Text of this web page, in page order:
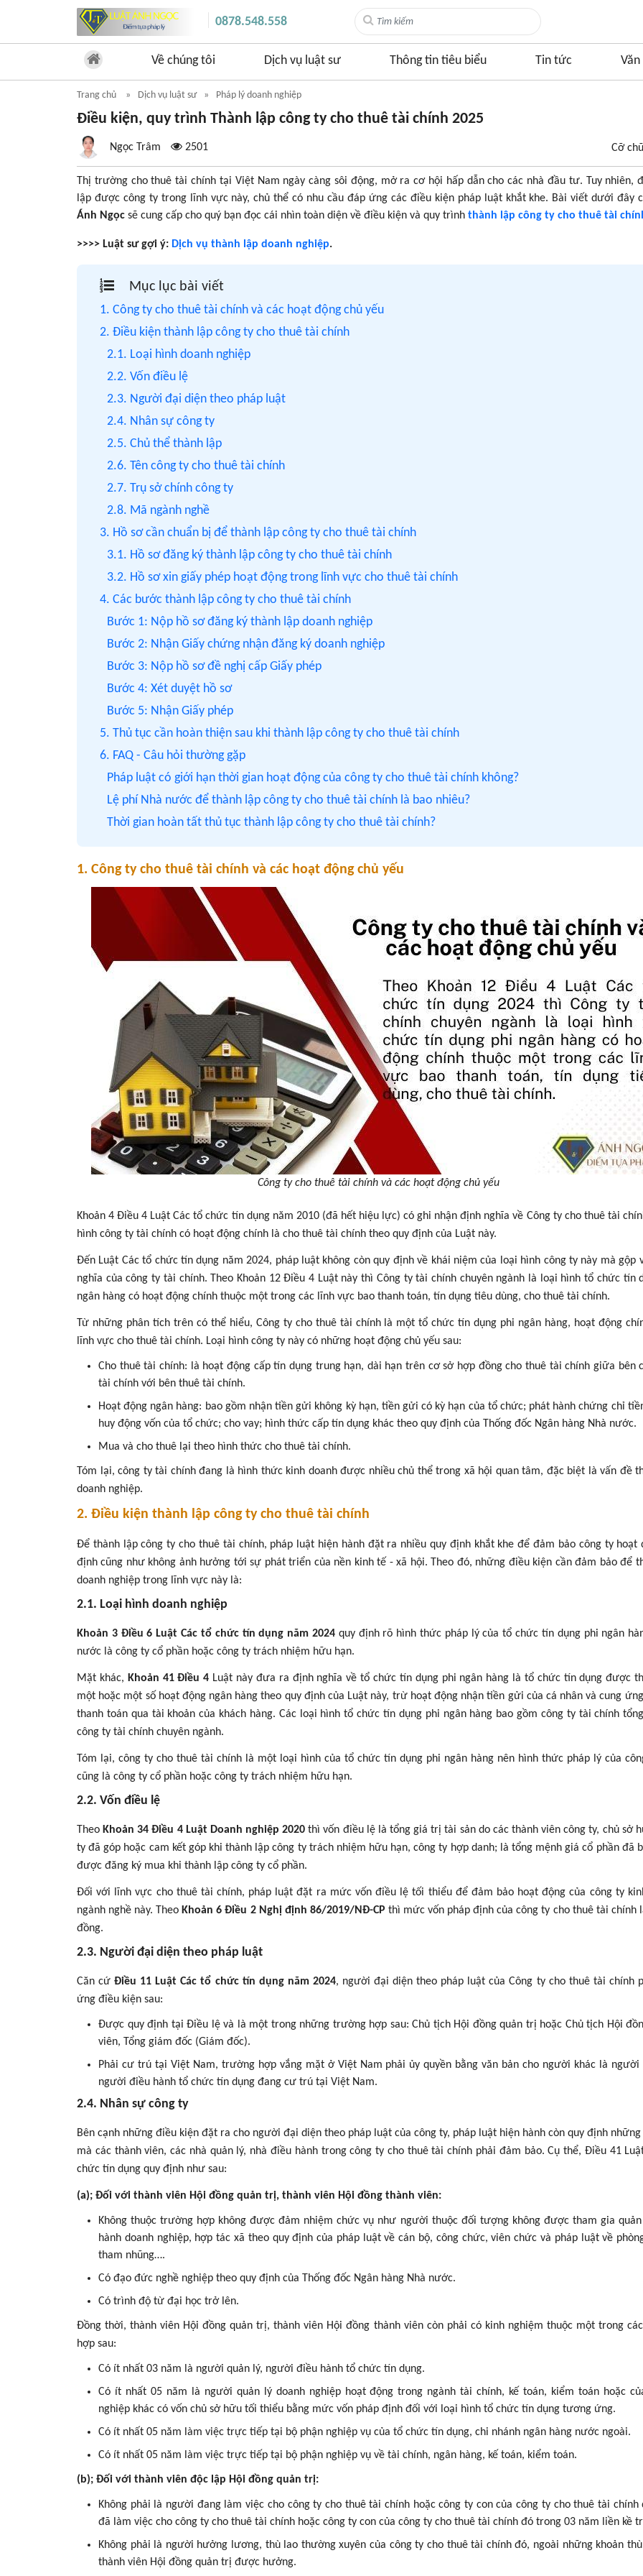
0878.548.558
Về chúng tôi Dịch vụ luật sư Thông tin tiêu biểu Tin tức
Trang chủ Dịch vụ luật sư Pháp lý doanh nghiệp
Điều kiện, quy trình Thành lập công ty cho thuê tài chính 2025
Ngọc Trâm 2501 Cỡ
Thị trường cho thuê tài chính tại Việt Nam ngày càng sôi động, mở ra cơ hội hấp dẫn cho các nhà đầu tư. Tuy nhiên,
lập được công ty trong lĩnh vực này, chủ thể có nhu cầu đáp ứng các điều kiện pháp luật khắt khe. Bài viết dưới đây
Ánh Ngọc sẽ cung cấp cho quý bạn đọc cái nhìn toàn diện về điều kiện và quy trình thành lập công ty cho thuê tài
>>>> Luật sư gợi ý: Dịch vụ thành lập doanh nghiệp.
Mục lục bài viết
1. Công ty cho thuê tài chính và các hoạt động chủ yếu
2. Điều kiện thành lập công ty cho thuê tài chính
2.1. Loại hình doanh nghiệp
2.2. Vốn điều lệ
2.3. Người đại diện theo pháp luật
2.4. Nhân sự công ty
2.5. Chủ thể thành lập
2.6. Tên công ty cho thuê tài chính
2.7. Trụ sở chính công ty
2.8. Mã ngành nghề
3. Hồ sơ cần chuẩn bị để thành lập công ty cho thuê tài chính
3.1. Hồ sơ đăng ký thành lập công ty cho thuê tài chính
3.2. Hồ sơ xin giấy phép hoạt động trong lĩnh vực cho thuê tài chính
4. Các bước thành lập công ty cho thuê tài chính
Bước 1: Nộp hồ sơ đăng ký thành lập doanh nghiệp
Bước 2: Nhận Giấy chứng nhận đăng ký doanh nghiệp
Bước 3: Nộp hồ sơ đề nghị cấp Giấy phép
Bước 4: Xét duyệt hồ sơ
Bước 5: Nhận Giấy phép
5. Thủ tục cần hoàn thiện sau khi thành lập công ty cho thuê tài chính
6. FAQ - Câu hỏi thường gặp
Pháp luật có giới hạn thời gian hoạt động của công ty cho thuê tài chính không?
Lệ phí Nhà nước để thành lập công ty cho thuê tài chính là bao nhiêu?
Thời gian hoàn tất thủ tục thành lập công ty cho thuê tài chính?
1. Công ty cho thuê tài chính và các hoạt động chủ yếu
Công ty cho thuê tài chính và các hoạt động chủ yếu
Khoản 4 Điều 4 Luật Các tổ chức tín dụng năm 2010 (đã hết hiệu lực) có ghi nhận định nghĩa về Công ty cho thuê tài
hình công ty tài chính có hoạt động chính là cho thuê tài chính theo quy định của Luật này.
Đến Luật Các tổ chức tín dụng năm 2024, pháp luật không còn quy định về khái niệm của loại hình công ty này mà gộp
nghĩa của công ty tài chính. Theo Khoản 12 Điều 4 Luật này thì Công ty tài chính chuyên ngành là loại hình tổ chức tín
ngân hàng có hoạt động chính thuộc một trong các lĩnh vực bao thanh toán, tín dụng tiêu dùng, cho thuê tài chính.
Từ những phân tích trên có thể hiểu, Công ty cho thuê tài chính là một tổ chức tín dụng phi ngân hàng, hoạt động
lĩnh vực cho thuê tài chính. Loại hình công ty này có những hoạt động chủ yếu sau:
Cho thuê tài chính: là hoạt động cấp tín dụng trung hạn, dài hạn trên cơ sở hợp đồng cho thuê tài chính giữa bên
tài chính với bên thuê tài chính.
Hoạt động ngân hàng: bao gồm nhận tiền gửi không kỳ hạn, tiền gửi có kỳ hạn của tổ chức; phát hành chứng chỉ
huy động vốn của tổ chức; cho vay; hình thức cấp tín dụng khác theo quy định của Thống đốc Ngân hàng Nhà nước.
Mua và cho thuê lại theo hình thức cho thuê tài chính.
Tóm lại, công ty tài chính đang là hình thức kinh doanh được nhiều chủ thể trong xã hội quan tâm, đặc biệt là vấn đề
doanh nghiệp.
2. Điều kiện thành lập công ty cho thuê tài chính
Để thành lập công ty cho thuê tài chính, pháp luật hiện hành đặt ra nhiều quy định khắt khe để đảm bảo công ty hoạt
định cũng như không ảnh hưởng tới sự phát triển của nền kinh tế - xã hội. Theo đó, những điều kiện cần đảm bảo để
doanh nghiệp trong lĩnh vực này là:
2.1. Loại hình doanh nghiệp
Khoản 3 Điều 6 Luật Các tổ chức tín dụng năm 2024quy định rõ hình thức pháp lý của tổ chức tín dụng phi ngân
nước là công ty cổ phần hoặc công ty trách nhiệm hữu hạn.
Mặt khác, Khoản 41 Điều 4 Luật này đưa ra định nghĩa về tổ chức tín dụng phi ngân hàng là tổ chức tín dụng được
một hoặc một số hoạt động ngân hàng theo quy định của Luật này, trừ hoạt động nhận tiền gửi của cá nhân và cung
thanh toán qua tài khoản của khách hàng. Các loại hình tổ chức tín dụng phi ngân hàng bao gồm công ty tài chính
công ty tài chính chuyên ngành.
Tóm lại, công ty cho thuê tài chính là một loại hình của tổ chức tín dụng phi ngân hàng nên hình thức pháp lý của
cũng là công ty cổ phần hoặc công ty trách nhiệm hữu hạn.
2.2. Vốn điều lệ
Theo Khoản 34 Điều 4 Luật Doanh nghiệp 2020 thì vốn điều lệ là tổng giá trị tài sản do các thành viên công ty, chủ sở
ty đã góp hoặc cam kết góp khi thành lập công ty trách nhiệm hữu hạn, công ty hợp danh; là tổng mệnh giá cổ phần đã
được đăng ký mua khi thành lập công ty cổ phần.
Đối với lĩnh vực cho thuê tài chính, pháp luật đặt ra mức vốn điều lệ tối thiểu để đảm bảo hoạt động của công ty
ngành nghề này. Theo Khoản 6 Điều 2 Nghị định 86/2019/NĐ-CP thì mức vốn pháp định của công ty cho thuê tài chính
đồng.
2.3. Người đại diện theo pháp luật
Căn cứĐiều 11 Luật Các tổ chức tín dụng năm 2024, người đại diện theo pháp luật của Công ty cho thuê tài chính
ứng điều kiện sau:
Được quy định tại Điều lệ và là một trong những trường hợp sau: Chủ tịch Hội đồng quản trị hoặc Chủ tịch Hội
viên, Tổng giám đốc (Giám đốc).
Phải cư trú tại Việt Nam, trường hợp vắng mặt ở Việt Nam phải ủy quyền bằng văn bản cho người khác là người
người điều hành tổ chức tín dụng đang cư trú tại Việt Nam.
2.4. Nhân sự công ty
Bên cạnh những điều kiện đặt ra cho người đại diện theo pháp luật của công ty, pháp luật hiện hành còn quy định những
mà các thành viên, các nhà quản lý, nhà điều hành trong công ty cho thuê tài chính phải đảm bảo. Cụ thể, Điều 41
chức tín dụng quy định như sau:
(a); Đối với thành viên Hội đồng quản trị, thành viên Hội đồng thành viên:
Không thuộc trường hợp không được đảm nhiệm chức vụ như người thuộc đối tượng không được tham gia
hành doanh nghiệp, hợp tác xã theo quy định của pháp luật về cán bộ, công chức, viên chức và pháp luật về
tham nhũng….
Có đạo đức nghề nghiệp theo quy định của Thống đốc Ngân hàng Nhà nước.
Có trình độ từ đại học trở lên.
Đồng thời, thành viên Hội đồng quản trị, thành viên Hội đồng thành viên còn phải có kinh nghiệm thuộc một trong
hợp sau:
Có ít nhất 03 năm là người quản lý, người điều hành tổ chức tín dụng.
Có ít nhất 05 năm là người quản lý doanh nghiệp hoạt động trong ngành tài chính, kế toán, kiểm toán hoặc
nghiệp khác có vốn chủ sở hữu tối thiểu bằng mức vốn pháp định đối với loại hình tổ chức tín dụng tương ứng.
Có ít nhất 05 năm làm việc trực tiếp tại bộ phận nghiệp vụ của tổ chức tín dụng, chi nhánh ngân hàng nước ngoài.
Có ít nhất 05 năm làm việc trực tiếp tại bộ phận nghiệp vụ về tài chính, ngân hàng, kế toán, kiểm toán.
(b); Đối với thành viên độc lập Hội đồng quản trị:
Không phải là người đang làm việc cho công ty cho thuê tài chính hoặc công ty con của công ty cho thuê tài chính
đã làm việc cho công ty cho thuê tài chính hoặc công ty con của công ty cho thuê tài chính đó trong 03 năm liền kề
Không phải là người hưởng lương, thù lao thường xuyên của công ty cho thuê tài chính đó, ngoài những khoản
thành viên Hội đồng quản trị được hưởng.